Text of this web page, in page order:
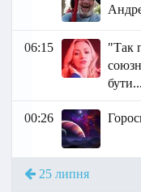
06:15
"Так
00:26
25 липня